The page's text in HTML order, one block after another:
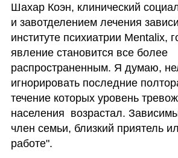
Шахар Коэн, клинический
и завотделением лечения
институте психиатрии Mentalix,
явление становится все более
распространенным. Я думаю,
игнорировать последние
течение которых уровень
населения  возрастал.
член семьи, близкий приятель
работе".